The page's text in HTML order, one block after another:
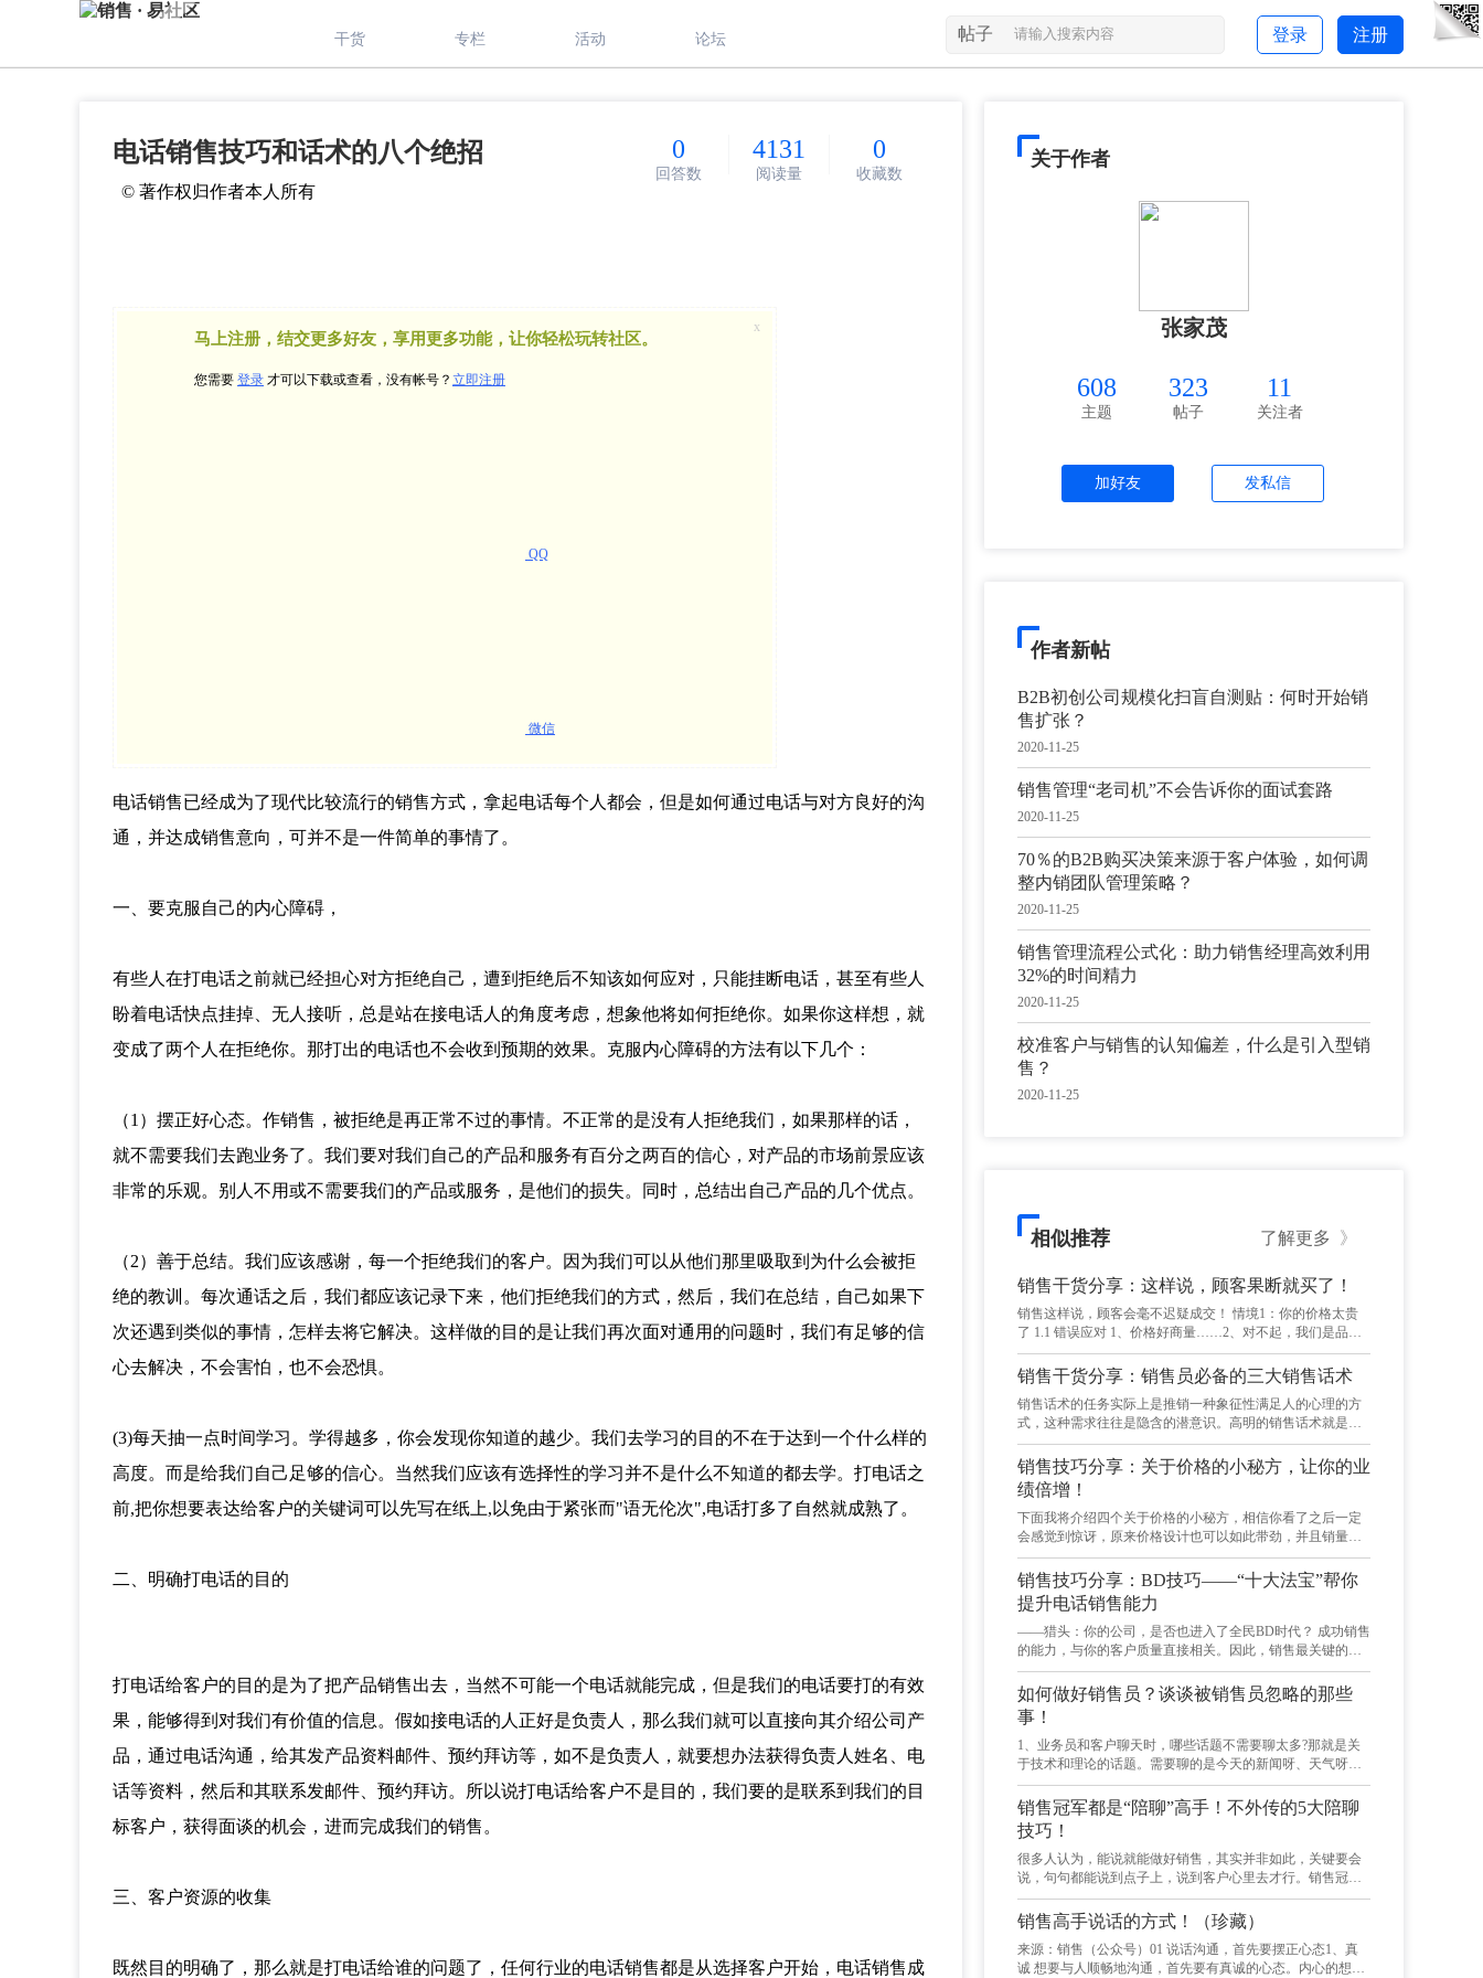
干货 专栏 活动 论坛 注册
登录
帖子
电话销售技巧和话术的八个绝招 0
回答数
4131
阅读量
0
收藏数
© 著作权归作者本人所有
马上注册，结交更多好友，享用更多功能，让你轻松玩转社区。
您需要 登录 才可以下载或查看，没有帐号？ 立即注册
QQ
微信
x
电话销售已经成为了现代比较流行的销售方式，拿起电话每个人都会，但是如何通过电话与对方良好的沟
通，并达成销售意向，可并不是一件简单的事情了。
一、要克服自己的内心障碍，
有些人在打电话之前就已经担心对方拒绝自己，遭到拒绝后不知该如何应对，只能挂断电话，甚至有些人
盼着电话快点挂掉、无人接听，总是站在接电话人的角度考虑，想象他将如何拒绝你。如果你这样想，就
变成了两个人在拒绝你。那打出的电话也不会收到预期的效果。克服内心障碍的方法有以下几个：
（1）摆正好心态。作销售，被拒绝是再正常不过的事情。不正常的是没有人拒绝我们，如果那样的话，
就不需要我们去跑业务了。我们要对我们自己的产品和服务有百分之两百的信心，对产品的市场前景应该
非常的乐观。别人不用或不需要我们的产品或服务，是他们的损失。同时，总结出自己产品的几个优点。
（2）善于总结。我们应该感谢，每一个拒绝我们的客户。因为我们可以从他们那里吸取到为什么会被拒
绝的教训。每次通话之后，我们都应该记录下来，他们拒绝我们的方式，然后，我们在总结，自己如果下
次还遇到类似的事情，怎样去将它解决。这样做的目的是让我们再次面对通用的问题时，我们有足够的信
心去解决，不会害怕，也不会恐惧。
(3)每天抽一点时间学习。学得越多，你会发现你知道的越少。我们去学习的目的不在于达到一个什么样的
高度。而是给我们自己足够的信心。当然我们应该有选择性的学习并不是什么不知道的都去学。打电话之
前,把你想要表达给客户的关键词可以先写在纸上,以免由于紧张而"语无伦次",电话打多了自然就成熟了。
二、明确打电话的目的
打电话给客户的目的是为了把产品销售出去，当然不可能一个电话就能完成，但是我们的电话要打的有效
果，能够得到对我们有价值的信息。假如接电话的人正好是负责人，那么我们就可以直接向其介绍公司产
品，通过电话沟通，给其发产品资料邮件、预约拜访等，如不是负责人，就要想办法获得负责人姓名、电
话等资料，然后和其联系发邮件、预约拜访。所以说打电话给客户不是目的，我们要的是联系到我们的目
标客户，获得面谈的机会，进而完成我们的销售。
三、客户资源的收集
既然目的明确了，那么就是打电话给谁的问题了，任何行业的电话销售都是从选择客户开始，电话销售成
关于作者
张家茂
608
主题
323
帖子
11
关注者
加好友 发私信
作者新帖
B2B初创公司规模化扫盲自测贴：何时开始销
售扩张？
2020-11-25
销售管理“老司机”不会告诉你的面试套路
2020-11-25
70％的B2B购买决策来源于客户体验，如何调
整内销团队管理策略？
2020-11-25
销售管理流程公式化：助力销售经理高效利用
32%的时间精力
2020-11-25
校准客户与销售的认知偏差，什么是引入型销
售？
2020-11-25
相似推荐 了解更多 》
销售干货分享：这样说，顾客果断就买了！
销售这样说，顾客会毫不迟疑成交！ 情境1：你的价格太贵
了 1.1 错误应对 1、价格好商量……2、对不起，我们是品
牌，不讲价…… 1.2 问题诊断 客户买东西时都会想要便宜
点，这是客户的一个正常的消费心理，并不是决定他买不买
的主要问题。销售人员在接待客户的时候，会面对客户成百
上千的问题，但这些问题归纳分类后其实只有两种问题：真
问题和假问题。我们的很多销售人员并不知道客户的问题中
大多数都是假问题。客户问“能不能便宜点”就是一个典型的
假问题，“能不能便宜点”只是所有消费者的一个习惯用语，
作为一个老练的销售人员根本没有必要就“能不能便宜点”开
始讨价还价，而是应该在客户关心价格的时候引导他关注价
值。本案中的第一种回答是一种不战自溃的消极销售行为；
第二种回答则是一厢情愿，强迫消费者意愿的武断行为，消
费者很难接受。 1.3 策略 当消费者关心价格的时候，销售人
员应当因势利导，让客户关注商品的使用价值。把客户关心
贵不贵改变为，值不值！ 1.4 语言模板 销售人员：先生，买
东西不能只考虑便宜问题。您以前有没有用过同类的板材？
那种便宜的板材可能用段时间就开始出现质量问题。比方说
这种便宜的木工板免漆板用不了多长时间可能就会出现鼓
包、表面褪色的情况，用不了多久就要换。但是要是买我们
店的这种用宝源精木板做基材的免漆板，你用十年都跟还是
新的一样，不止绿色环保、没有甲醛排放，平整度还是跟刚
买的时候一样好，而且表皮的颜色也不会改变。一个柜子可
以正常使用十多年，这样算下来不也相当于节省钱了嘛。其
实产品都是一分钱一分货。买板材我觉得耐用性和环保性才
是最重要的，您说呢？ 情景2：我今天不买，过两天再买 2.1
错误应对 1、今天不买，过两天就没了。2、反正迟早都要买
的，不如今天买就算了。 2.2 问题诊断 客户说“我今天不买，
过两天再买”一定是有原因的。而本案中的两种回答，都显得
有点一厢情愿，难以引起客户的共鸣。 2.3 策略 销售人员只
有找到客户不买的真实原因并加以正确引导，才能够让客户
回心转意。 2.4 语言模板 销售人员：今天买不买没关系呀，
我可以先为您介绍一些宝源精木板产品的基本情况，让您明
白它为什么会没有甲醛而且强度还如此之高，等您过两天想
买的时候，您就可以心中有数了嘛……销售人员：好的，没
关系。过两天您想买什么样的，是1.2厘米厚的精木板还是1.5
销售干货分享：销售员必备的三大销售话术
销售话术的任务实际上是推销一种象征性满足人的心理的方
式，这种需求往往是隐含的潜意识。高明的销售话术就是瞄
准说服对象的潜意识，将潜意识转化为一种动力。这样就知
道了卖啤酒其实卖的是文化，卖可口可乐其实卖的是活力和
正宗，卖彩券、保险是卖的未来期望。消费者行为学认为，
消费者行为在很大程度上取决于隐藏在它们内心的心理需
要，而将销售话术与这些心理需要结合起来，就会打动他
们，让他们改变态度。下面为大家一一介绍。 销售技巧
第一大销售话术：安全感 人总是趋利避害的，内心
的安全感是最基本的心理需求，用安全感来说服客户是最常
用的销售话术。这种说服随处可见，比如保险销售话术中基
本都是从安全保障为出发点来说服的。汽车销售话术中，说
这种汽车的安全系统对于保证出行中的家庭很有效，对于买
车的人肯定是一个有力的论点。比如卖房子，对客户说物价
如卖设备说，购买这台设备，可以让客户的体验更好，吸引
更多的客户，而如果不买，你的竞争对手就会买，会把你的
客户抢走。 安全感的反面是恐惧感，如果安全感打动不
了客户，那你不妨用恐惧感吓唬他一下。卖儿童智力玩具的
说，不要让孩子输在起跑线上，就是一种吓唬；让客户观察
险公司推销员用录音机模拟死人到阴间和阎王的对话，讲述
由于没有给家人购买保险，而受到惩罚的事情，更是吓唬。
吓唬可能是最有效的推销话术。 第二大销售话术：价值
感 每个人都希望自己的个人价值得到认可。汶川大地震
中，有乞丐主动为灾区捐款，除了是善心之外，恐怕也有一
点。劝说买保险，你可以说：“给家人买保险就是买平安，这
是作为父亲和丈夫的职责。”、“这台设备用上以后，公司的
工作效率会大大提高，这说明你这个设备部主任的慧眼识
货。”。推销烤肉机“当丈夫拖着疲惫的身子回来，他多么渴
销售技巧分享：关于价格的小秘方，让你的业
绩倍增！
下面我将介绍四个关于价格的小秘方，相信你看了之后一定
会感觉到惊讶，原来价格设计也可以如此带劲，并且销量的
成倍增加让你惊讶。 1、顺序改一改，生意滚滚来 人们做决
策会受到环境的影响，有时候不需要改变产品本身，只需要
改变人们看到这个产品之前的体验，就能改变此人对东西的
印象。 我们来看一个关于电视收费的调查研究： 第一个方
案：价格在前，产品数量在后。300美元可以看到600小时的
节目。第二个方案：数量在前，价格在后。600小时的节目收
费300美元。 分析结果显示，人们选择第二个方案的更多。
人们更喜欢产品数量在前，价格在后的顺序，如果产品数量
较大，就更是如此。 因为当选项变得复杂的时候，我们的注
意力就会集中在最先出现的信息上，无论是产品数量、价
格、时间长短。 70首歌收29.9美元比29.9美元可以下70首歌
的设计更能让消费者心动。 将你想更想要传达的信息放在前
青睐。 2、报价精准一点儿会更好 在谈判中率先报价能够形
成锚点，影响对后续的报价和还价，除此之外在报价中入错
采取精确报价的方法同样会有有意想不到的收获。 在一项研
究中，受试者参与了模拟二手车的销售谈判，扮演卖家，看
到了三种潜在顾客的报价。 一个报价是整数，2000美元，另
经过一系列的讨价还价，出现了一个有趣的现象，两个拿到
精准报价的两组受试者，还价的幅度要温和得多：平均比开
价高出10%~15%。 可是拿到200美元报价的那一组的平均要
价要比开价高出23%。 鉴于这个结果，“给出精确开价”这么
销售技巧分享：BD技巧——“十大法宝”帮你
提升电话销售能力
——猎头：你的公司，是否也进入了全民BD时代？ 成功销售
的能力，与你的客户质量直接相关。因此，销售最关键的一
步就是准确找到需要你产品或服务的人。然而，并不是每个
企业都能清楚地告诉它的销售人员，如何开发客户，找到需
要自己产品和服务的人。 一、预演电话沟通的场景 销售，就
象任何其它事情一样，需要纪律的约束。销售总是可以被推
迟的，你总在等待一个环境更有利的日子。其实，销售的时
机永远都不会有最为合适的时候。 销售团队应该经常预演电
话沟通的场景，包括预演解答客户可能提到的各种问题等，
最重要的是突出卖点和自己产品的竞争力、典型用户使用后
带来的价值等。 二、选择一个管理工具辅助客户管理、机会
管理、人员管理 往往销售人员有一个本子，或者一个EXCEL
文件，就是自己的客户名单，但是这对于自己筛选客户，或
者迅速找到自己的重点客户等效率并不高，利用一套在线客
日程安排、报价、合同等。 因为在线的客户管理软件便宜，
而且无论上班、出差、或在家，只要能够上网即可登陆查
看，不用担心病毒等造成数据丢失。软件可以记录销售机会
等，自动总结每一个人的电话销售日报。 三、在打电话前准
如何做好销售员？谈谈被销售员忽略的那些
事！
1、业务员和客户聊天时，哪些话题不需要聊太多?那就是关
于技术和理论的话题。需要聊的是今天的新闻呀、天气呀等
话题。因此，业务员在日常的时候必须多读些有关经济、销
售方面的书籍、杂志，尤其必须每天阅读报纸，了解国家、
社会消息、新闻大事，这往往是最好的话题，这样我们在拜
访客户时才不会被看成孤陋寡闻、见识浅薄。 2、关于业务
员晚上的四个小时。一个业务员的成就很大程度上取决于他
晚上那四个小时是怎样过的。最差的业务员晚上就抱着个电
视看，或者在抱怨，出去玩等。这样的业务员没出息。一般
的业务员去找客户应酬，喝酒聊天。这样的业务员会有单，
但我个人认为难有很高的成就。好一点的业务员晚上整理资
料，分析客户，做好计划等。这样的业务是一个好业务，应
该有前途。最好的业务员我认为是在做完好业务员的工作后
销售冠军都是“陪聊”高手！不外传的5大陪聊
技巧！
很多人认为，能说就能做好销售，其实并非如此，关键要会
说，句句都能说到点子上，说到客户心里去才行。销售冠军
都是真正的陪聊高手！判断标准就是能否说服和打动顾客。
在面对不同的顾客时，需要我们转换语言的方式，即使同一
款产品也要用不同的语言去介绍，现在我们就来介绍一下销
售中经常用到的语言技巧。 1、讲故事 讲故事是销售人员最
应该具备的基本功，因为故事具有能够创造画面感，引起顾
销售高手说话的方式！（珍藏）
来源：销售（公众号）01 说话沟通，首先要摆正心态1、真
诚 想要与人顺畅地沟通，首先要有真诚的心态。内心的想法